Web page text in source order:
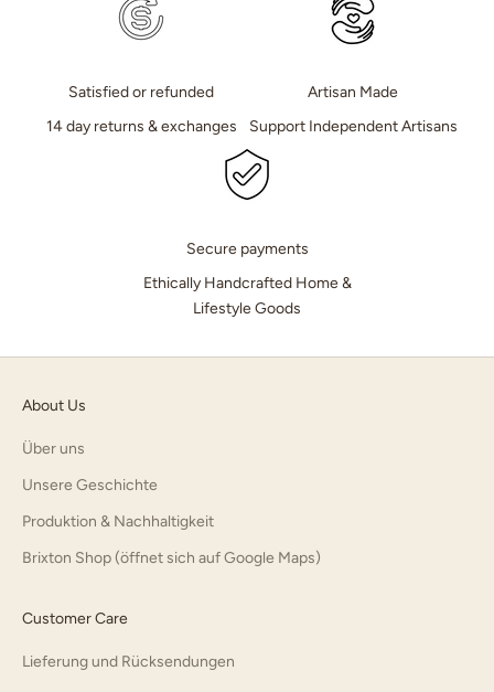
Satisfied or refunded
14 day returns & exchanges
Artisan Made
Support Independent Artisans
Secure payments
Ethically Handcrafted Home &
Lifestyle Goods
About Us
Über uns
Unsere Geschichte
Produktion & Nachhaltigkeit
Brixton Shop (öffnet sich auf Google Maps)
Customer Care
Lieferung und Rücksendungen